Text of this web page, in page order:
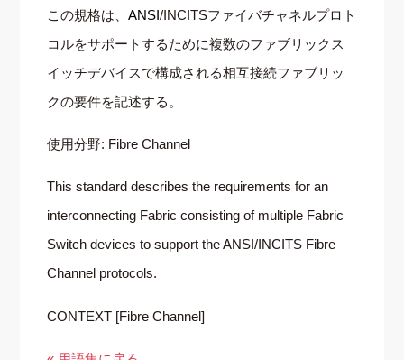
この規格は、ANSI/INCITSファイバチャネルプロト
コルをサポートするために複数のファブリックス
イッチデバイスで構成される相互接続ファブリッ
クの要件を記述する。
使用分野: Fibre Channel
This standard describes the requirements for an
interconnecting Fabric consisting of multiple Fabric
Switch devices to support the ANSI/INCITS Fibre
Channel protocols.
CONTEXT [Fibre Channel]